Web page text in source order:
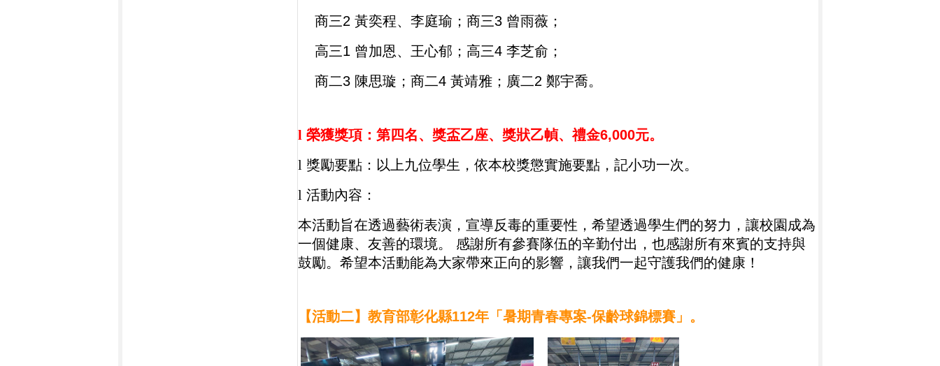
商三2 黃奕程、李庭瑜；商三3 曾雨薇；
高三1 曾加恩、王心郁；高三4 李芝俞；
商二3 陳思璇；商二4 黃靖雅；廣二2 鄭宇喬。
l 榮獲獎項：第四名、獎盃乙座、獎狀乙幀、禮金6,000元。
l 獎勵要點：以上九位學生，依本校獎懲實施要點，記小功一次。
l 活動內容：
本活動旨在透過藝術表演，宣導反毒的重要性，希望透過學生們的努力，讓校園成為
一個健康、友善的環境。 感謝所有參賽隊伍的辛勤付出，也感謝所有來賓的支持與
鼓勵。希望本活動能為大家帶來正向的影響，讓我們一起守護我們的健康！
【活動二】 教育部彰化縣112年「暑期青春專案-保齡球錦標賽」 。